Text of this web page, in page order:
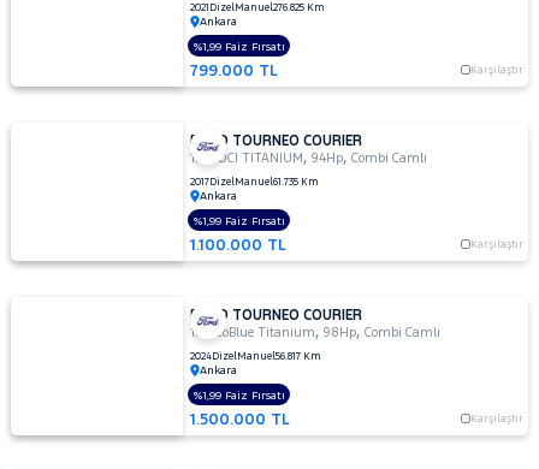
TOGG
2021 DizelManuel276.825 Km
Ankara
799.000 TL Karşılaştır
%1,99 Faiz Fırsatı
FORD TOURNEO COURIER
1.6 TDCI TITANIUM ,94Hp,Combi Camlı
2017DizelManuel61.735 Km
Ankara
1.100.000 TL Karşılaştır
%1,99 Faiz Fırsatı
FORD TOURNEO COURIER
1.5 EcoBlue Titanium,98Hp,Combi Camlı
2024DizelManuel56.817 Km
Ankara
1.500.000 TL Karşılaştır
%1,99 Faiz Fırsatı